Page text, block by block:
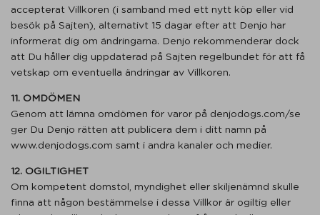
accepterat Villkoren (i samband med ett nytt köp eller vid
besök på Sajten), alternativt 15 dagar efter att Denjo har
informerat dig om ändringarna. Denjo rekommenderar dock
att Du håller dig uppdaterad på Sajten regelbundet för att få
vetskap om eventuella ändringar av Villkoren.
11. OMDÖMEN
Genom att lämna omdömen för varor på denjodogs.com/se
ger Du Denjo rätten att publicera dem i ditt namn på
www.denjodogs.com samt i andra kanaler och medier.
12. OGILTIGHET
Om kompetent domstol, myndighet eller skiljenämnd skulle
finna att någon bestämmelse i dessa Villkor är ogiltig eller